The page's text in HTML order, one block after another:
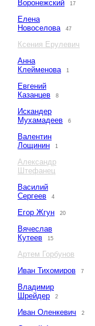
Воронежский
17
Елена
Новоселова
47
Ксения Ерулевич
Анна
Клейменова
1
Евгений
Казанцев
8
Искандер
Мухамадеев
6
Валентин
Лощинин
1
Александр
Штефанец
Василий
Сергеев
4
Егор Жгун 20
Вячеслав
Кутеев
15
Артем Горбунов
Иван Тихомиров
7
Владимир
Шрейдер
2
Иван Оленкевич 2